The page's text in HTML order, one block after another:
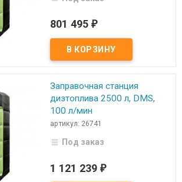
801 495 ₽
Заправочная станция
дизтоплива 2500 л, DMS,
100 л/мин
артикул: 26741
Под заказ
1 121 239 ₽